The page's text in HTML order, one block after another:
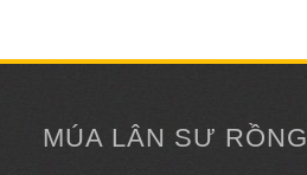
MÚA LÂN SƯ RỒNG